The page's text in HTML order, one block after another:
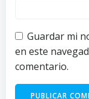
Guardar mi
en este
comentario.